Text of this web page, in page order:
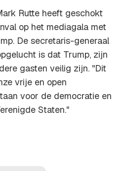
Rutte heeft geschokt
op het mediagala met
De secretaris-generaal
is dat Trump, zijn
gasten veilig zijn. "Dit
vrije en open
voor de democratie en
Staten."